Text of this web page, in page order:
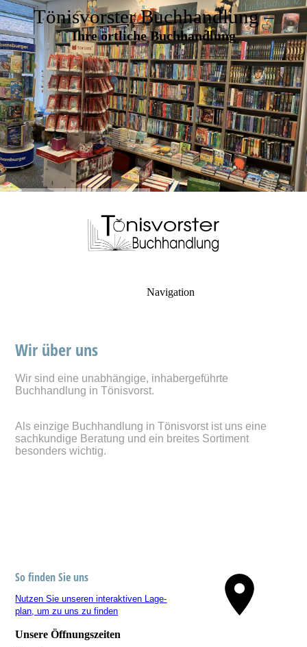
Tönisvorster Buchhandlung –
Ihre örtliche Buchhandlung
Navigation
Wir über uns
Wir sind eine unabhängige, inhabergeführte
Buchhandlung in Tönisvorst.
Als einzige Buchhandlung in Tönisvorst ist uns eine
sachkundige Beratung und ein breites Sortiment
besonders wichtig.
So finden Sie uns
Nutzen Sie unseren interaktiven La­ge­
plan, um zu uns zu finden
Unsere Öffnungszeiten